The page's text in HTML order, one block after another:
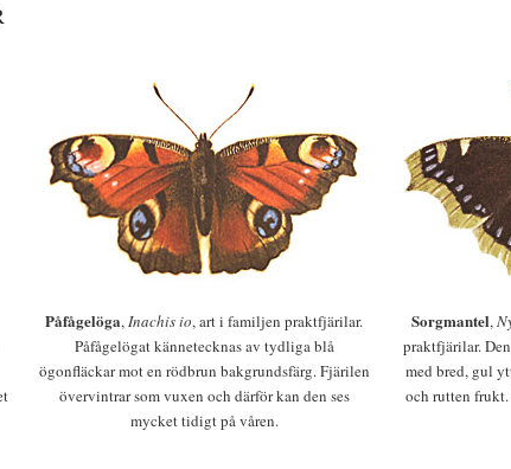
Påfågelöga,Inachis io, art i familjen praktfjärilar.
Påfågelögat kännetecknas av tydliga blå
ögonfläckar mot en rödbrun bakgrundsfärg. Fjärilen
övervintrar som vuxen och därför kan den ses
mycket tidigt på våren.
Sorgmantel,
praktfjärilar.
med bred, gul
och rutten